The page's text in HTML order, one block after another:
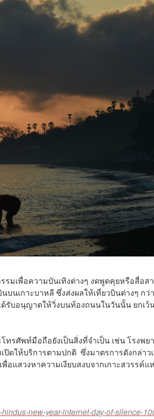
มเพื่อความบันเทิงต่างๆ งดพูดคุยหรือสื่อส
บนเกาะบาหลี ซึ่งส่งผลให้เที่ยวบินต่างๆ กว่า
ด้รับอนุญาตให้วิ่งบนท้องถนนในวันนั้น ยกเว้
รศัพท์มือถือยังเป็นสิ่งที่จำเป็น เช่น โรงพย
ดให้บริการตามปกติ ซึ่งมาตรการดังกล่าว
แสวงหาความเงียบสงบจากเกาะสวรรค์แ
new-year-internet-day-of-silence-